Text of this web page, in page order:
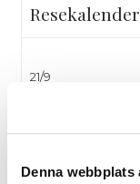
Denna webbplats
Resekalender
21/9
Great Northern